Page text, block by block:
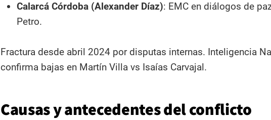
Calarcá Córdoba (Alexander Díaz): EMC en diálogos de
Petro.
Fractura desde abril 2024 por disputas internas. Inteligencia
confirma bajas en Martín Villa vs Isaías Carvajal.​
Causas y antecedentes del conflicto